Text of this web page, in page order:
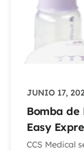
JUNIO 17,
Bomba de
Easy
CCS Medical